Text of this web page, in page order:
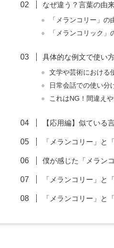
なぜ違う？言葉の由
「メランコリー」
「メランコリック
具体的な例文で使い
文学や芸術における
日常会話での使い分
これはNG！間違え
【応用編】似ている
「メランコリー」と
僕が感じた「メラン
「メランコリー」と
「メランコリー」と